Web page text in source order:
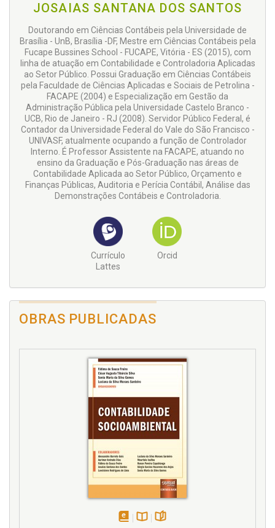
JOSAIAS SANTANA DOS SANTOS
Doutorando em Ciências Contábeis pela Universidade de
Brasília - UnB, Brasília -DF, Mestre em Ciências Contábeis pela
Fucape Bussines School - FUCAPE, Vitória - ES (2015), com
linha de atuação em Contabilidade e Controladoria Aplicadas
ao Setor Público. Possui Graduação em Ciências Contábeis
pela Faculdade de Ciências Aplicadas e Sociais de Petrolina -
FACAPE (2004) e Especialização em Gestão da
Administração Pública pela Universidade Castelo Branco -
UCB, Rio de Janeiro - RJ (2008). Servidor Público Federal, é
Contador da Universidade Federal do Vale do São Francisco -
UNIVASF, atualmente ocupando a função de Controlador
Interno. É Professor Assistente na FACAPE, atuando no
ensino da Graduação e Pós-Graduação nas áreas de
Contabilidade Aplicada ao Setor Público, Orçamento e
Finanças Públicas, Auditoria e Perícia Contábil, Análise das
Demonstrações Contábeis e Controladoria.
Currículo
Lattes
Orcid
OBRAS PUBLICADAS